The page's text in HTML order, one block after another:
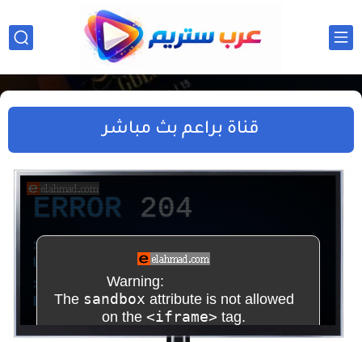
قناة براعم بث مباشر